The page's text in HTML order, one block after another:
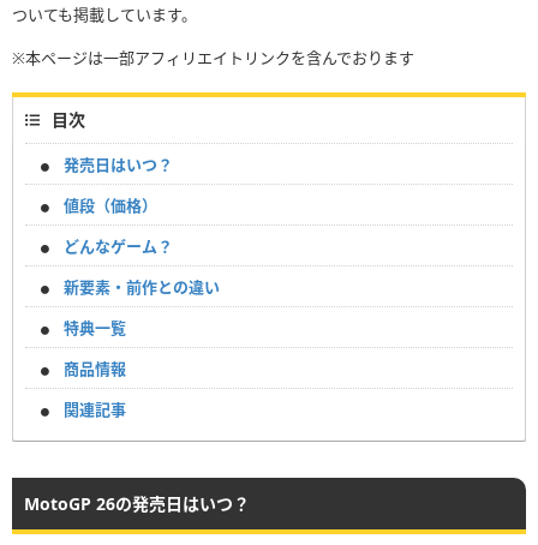
ついても掲載しています。
※本ページは一部アフィリエイトリンクを含んでおります
目次
発売日はいつ？
値段（価格）
どんなゲーム？
新要素・前作との違い
特典一覧
商品情報
関連記事
MotoGP 26の発売日はいつ？